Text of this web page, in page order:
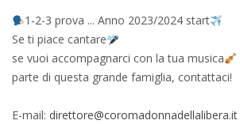
1-2-3 prova ... Anno 2023/2024 start
Se ti piace cantare
se vuoi accompagnarci con la tua musica
parte di questa grande famiglia, contattaci!
E-mail: direttore@coromadonnadellalibera.it